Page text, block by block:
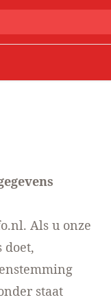
Als u onze
doet,
staat